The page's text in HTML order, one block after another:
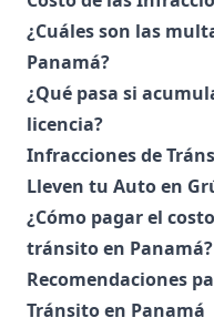
¿Cuáles son las
Panamá?
¿Qué pasa si
licencia?
Infracciones de
Lleven tu Auto en
¿Cómo pagar el
tránsito en Panamá?
Recomendaciones
Tránsito en Panamá